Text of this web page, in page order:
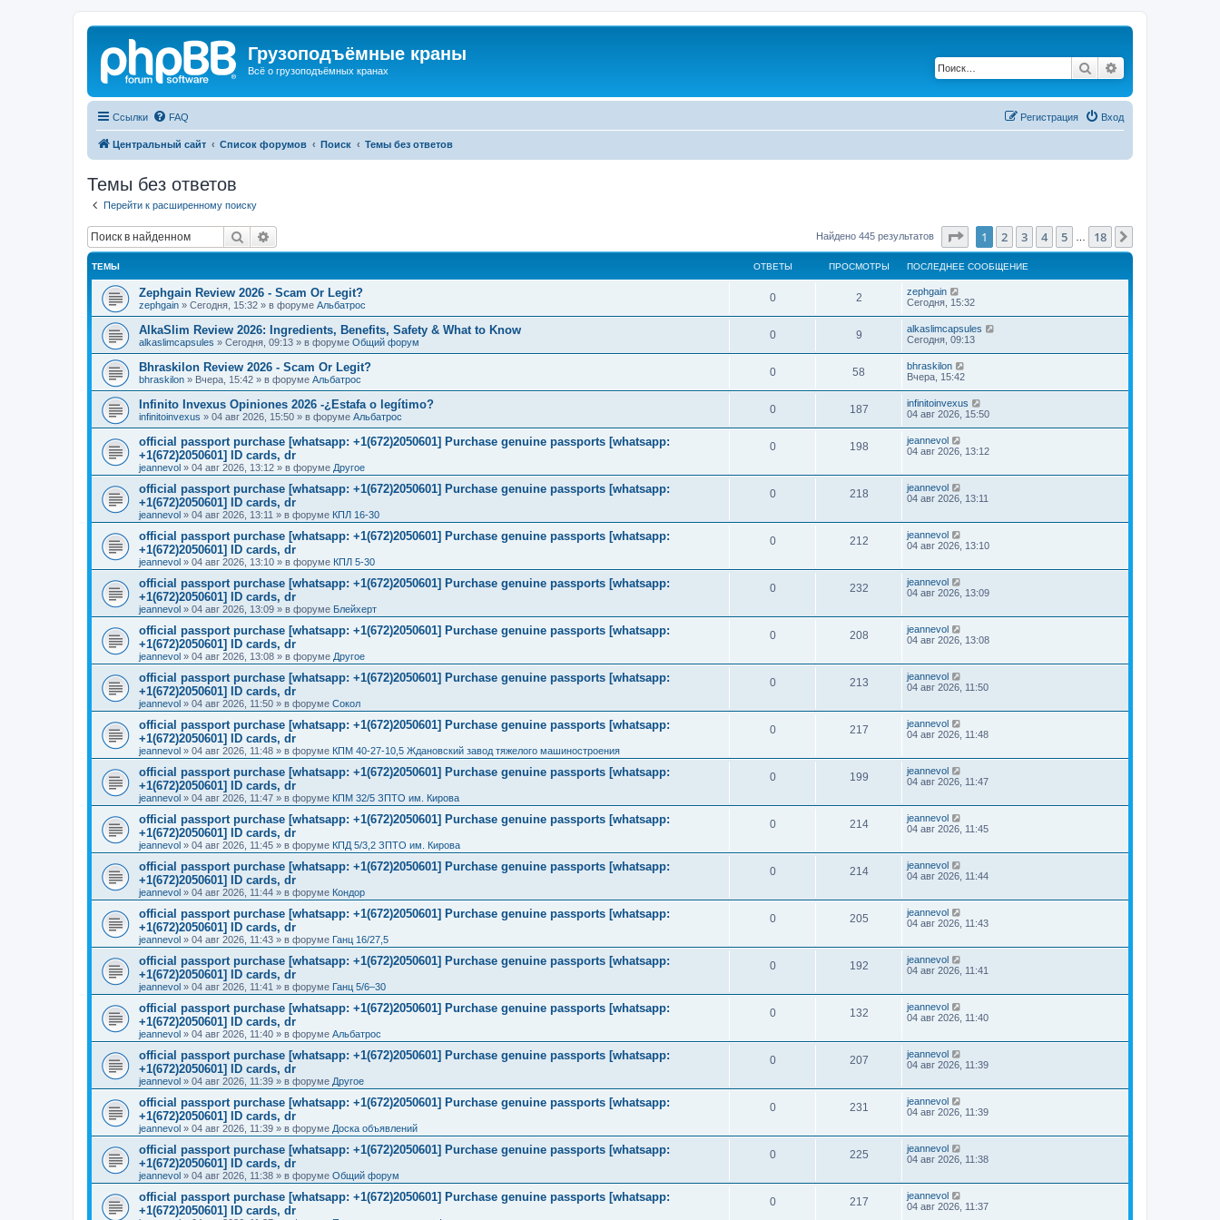
Грузоподъёмные краны
Всё о грузоподъёмных кранах Поиск
Ссылки FAQ Вход
Регистрация
Центральный сайт Список форумов Поиск Темы без ответов
Темы без ответов
Перейти к расширенному поиску
Поиск Найдено 445 результатов Страница1 из 18
1 2 3 4 5 18
ТЕМЫ ОТВЕТЫ ПРОСМОТРЫ ПОСЛЕДНЕЕ СООБЩЕНИЕ
Zephgain Review 2026 - Scam Or Legit?
zephgain » Сегодня, 15:32 » в форуме Альбатрос
0 2
zephgain
Сегодня, 15:32
AlkaSlim Review 2026: Ingredients, Benefits, Safety & What to Know
alkaslimcapsules » Сегодня, 09:13 » в форуме Общий форум
0 9
alkaslimcapsules
Сегодня, 09:13
Bhraskilon Review 2026 - Scam Or Legit?
bhraskilon » Вчера, 15:42 » в форуме Альбатрос
0 58
bhraskilon
Вчера, 15:42
Infinito Invexus Opiniones 2026 -¿Estafa o legítimo?
infinitoinvexus » 04 авг 2026, 15:50 » в форуме Альбатрос
0 187
infinitoinvexus
04 авг 2026, 15:50
official passport purchase [whatsapp: +1(672)2050601] Purchase genuine passports [whatsapp:
+1(672)2050601] ID cards, dr
jeannevol » 04 авг 2026, 13:12 » в форуме Другое
0 198
jeannevol
04 авг 2026, 13:12
official passport purchase [whatsapp: +1(672)2050601] Purchase genuine passports [whatsapp:
+1(672)2050601] ID cards, dr
jeannevol » 04 авг 2026, 13:11 » в форуме КПЛ 16-30
0 218
jeannevol
04 авг 2026, 13:11
official passport purchase [whatsapp: +1(672)2050601] Purchase genuine passports [whatsapp:
+1(672)2050601] ID cards, dr
jeannevol » 04 авг 2026, 13:10 » в форуме КПЛ 5-30
0 212
jeannevol
04 авг 2026, 13:10
official passport purchase [whatsapp: +1(672)2050601] Purchase genuine passports [whatsapp:
+1(672)2050601] ID cards, dr
jeannevol » 04 авг 2026, 13:09 » в форуме Блейхерт
0 232
jeannevol
04 авг 2026, 13:09
official passport purchase [whatsapp: +1(672)2050601] Purchase genuine passports [whatsapp:
+1(672)2050601] ID cards, dr
jeannevol » 04 авг 2026, 13:08 » в форуме Другое
0 208
jeannevol
04 авг 2026, 13:08
official passport purchase [whatsapp: +1(672)2050601] Purchase genuine passports [whatsapp:
+1(672)2050601] ID cards, dr
jeannevol » 04 авг 2026, 11:50 » в форуме Сокол
0 213
jeannevol
04 авг 2026, 11:50
official passport purchase [whatsapp: +1(672)2050601] Purchase genuine passports [whatsapp:
+1(672)2050601] ID cards, dr
jeannevol » 04 авг 2026, 11:48 » в форуме КПМ 40-27-10,5 Ждановский завод тяжелого машиностроения
0 217
jeannevol
04 авг 2026, 11:48
official passport purchase [whatsapp: +1(672)2050601] Purchase genuine passports [whatsapp:
+1(672)2050601] ID cards, dr
jeannevol » 04 авг 2026, 11:47 » в форуме КПМ 32/5 ЗПТО им. Кирова
0 199
jeannevol
04 авг 2026, 11:47
official passport purchase [whatsapp: +1(672)2050601] Purchase genuine passports [whatsapp:
+1(672)2050601] ID cards, dr
jeannevol » 04 авг 2026, 11:45 » в форуме КПД 5/3,2 ЗПТО им. Кирова
0 214
jeannevol
04 авг 2026, 11:45
official passport purchase [whatsapp: +1(672)2050601] Purchase genuine passports [whatsapp:
+1(672)2050601] ID cards, dr
jeannevol » 04 авг 2026, 11:44 » в форуме Кондор
0 214
jeannevol
04 авг 2026, 11:44
official passport purchase [whatsapp: +1(672)2050601] Purchase genuine passports [whatsapp:
+1(672)2050601] ID cards, dr
jeannevol » 04 авг 2026, 11:43 » в форуме Ганц 16/27,5
0 205
jeannevol
04 авг 2026, 11:43
official passport purchase [whatsapp: +1(672)2050601] Purchase genuine passports [whatsapp:
+1(672)2050601] ID cards, dr
jeannevol » 04 авг 2026, 11:41 » в форуме Ганц 5/6–30
0 192
jeannevol
04 авг 2026, 11:41
official passport purchase [whatsapp: +1(672)2050601] Purchase genuine passports [whatsapp:
+1(672)2050601] ID cards, dr
jeannevol » 04 авг 2026, 11:40 » в форуме Альбатрос
0 132
jeannevol
04 авг 2026, 11:40
official passport purchase [whatsapp: +1(672)2050601] Purchase genuine passports [whatsapp:
+1(672)2050601] ID cards, dr
jeannevol » 04 авг 2026, 11:39 » в форуме Другое
0 207
jeannevol
04 авг 2026, 11:39
official passport purchase [whatsapp: +1(672)2050601] Purchase genuine passports [whatsapp:
+1(672)2050601] ID cards, dr
jeannevol » 04 авг 2026, 11:39 » в форуме Доска объявлений
0 231
jeannevol
04 авг 2026, 11:39
official passport purchase [whatsapp: +1(672)2050601] Purchase genuine passports [whatsapp:
+1(672)2050601] ID cards, dr
jeannevol » 04 авг 2026, 11:38 » в форуме Общий форум
0 225
jeannevol
04 авг 2026, 11:38
official passport purchase [whatsapp: +1(672)2050601] Purchase genuine passports [whatsapp:
+1(672)2050601] ID cards, dr
0 217
jeannevol
04 авг 2026, 11:37